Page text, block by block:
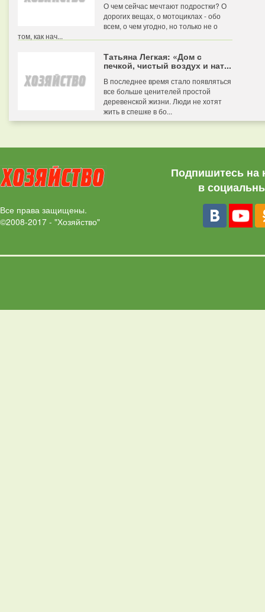
О чем сейчас мечтают подростки? О
дорогих вещах, о мотоциклах - обо
всем, о чем угодно, но только не о
том, как нач...
Татьяна Легкая: «Дом с
печкой, чистый воздух и нат...
В последнее время стало появляться
все больше ценителей простой
деревенской жизни. Люди не хотят
жить в спешке в бо...
Все права защищены.
©2008-2017 - "Хозяйство"
Подпишитесь на
в